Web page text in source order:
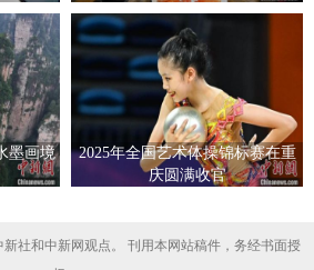
墨画境
2025年全国艺术体操锦标赛在重
庆圆满收官
社和中新网观点。 刊用本网站稿件，务经书面授